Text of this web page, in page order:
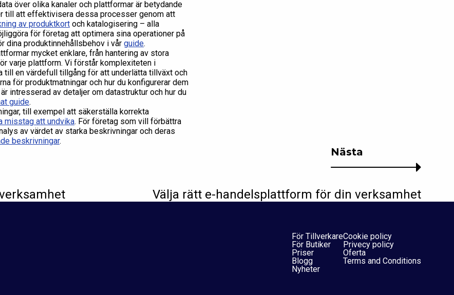
över olika kanaler och plattformar är betydande
till att effektivisera dessa processer genom att
av produktkort och katalogisering – alla
för företag att optimera sina operationer på
dina produktinnehållsbehov i vår guide.
mycket enklare, från hantering av stora
varje plattform. Vi förstår komplexiteten i
till en värdefull tillgång för att underlätta tillväxt och
för produktmatningar och hur du konfigurerar dem
är intresserad av detaljer om datastruktur och hur du
guide.
till exempel att säkerställa korrekta
misstag att undvika. För företag som vill förbättra
av värdet av starka beskrivningar och deras
beskrivningar.
Nästa
Välja rätt e-handelsplattform för din verksamhet
För Tillverkare
För Butiker
Priser
Blogg
Nyheter
Cookie policy
Privecy policy
Oferta
Terms and Conditions